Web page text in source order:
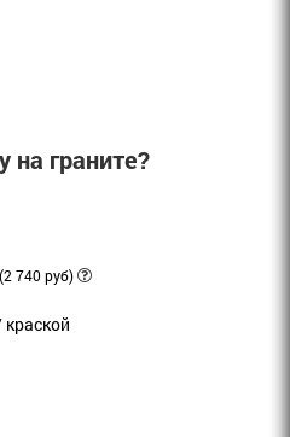
на граните?
(2 740 руб)